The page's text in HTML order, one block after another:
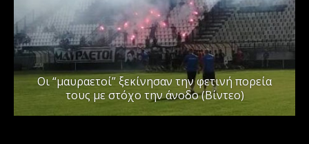
Οι “μαυραετοί” ξεκίνησαν την φετινή πορεία
τους με στόχο την άνοδο (Βίντεο)